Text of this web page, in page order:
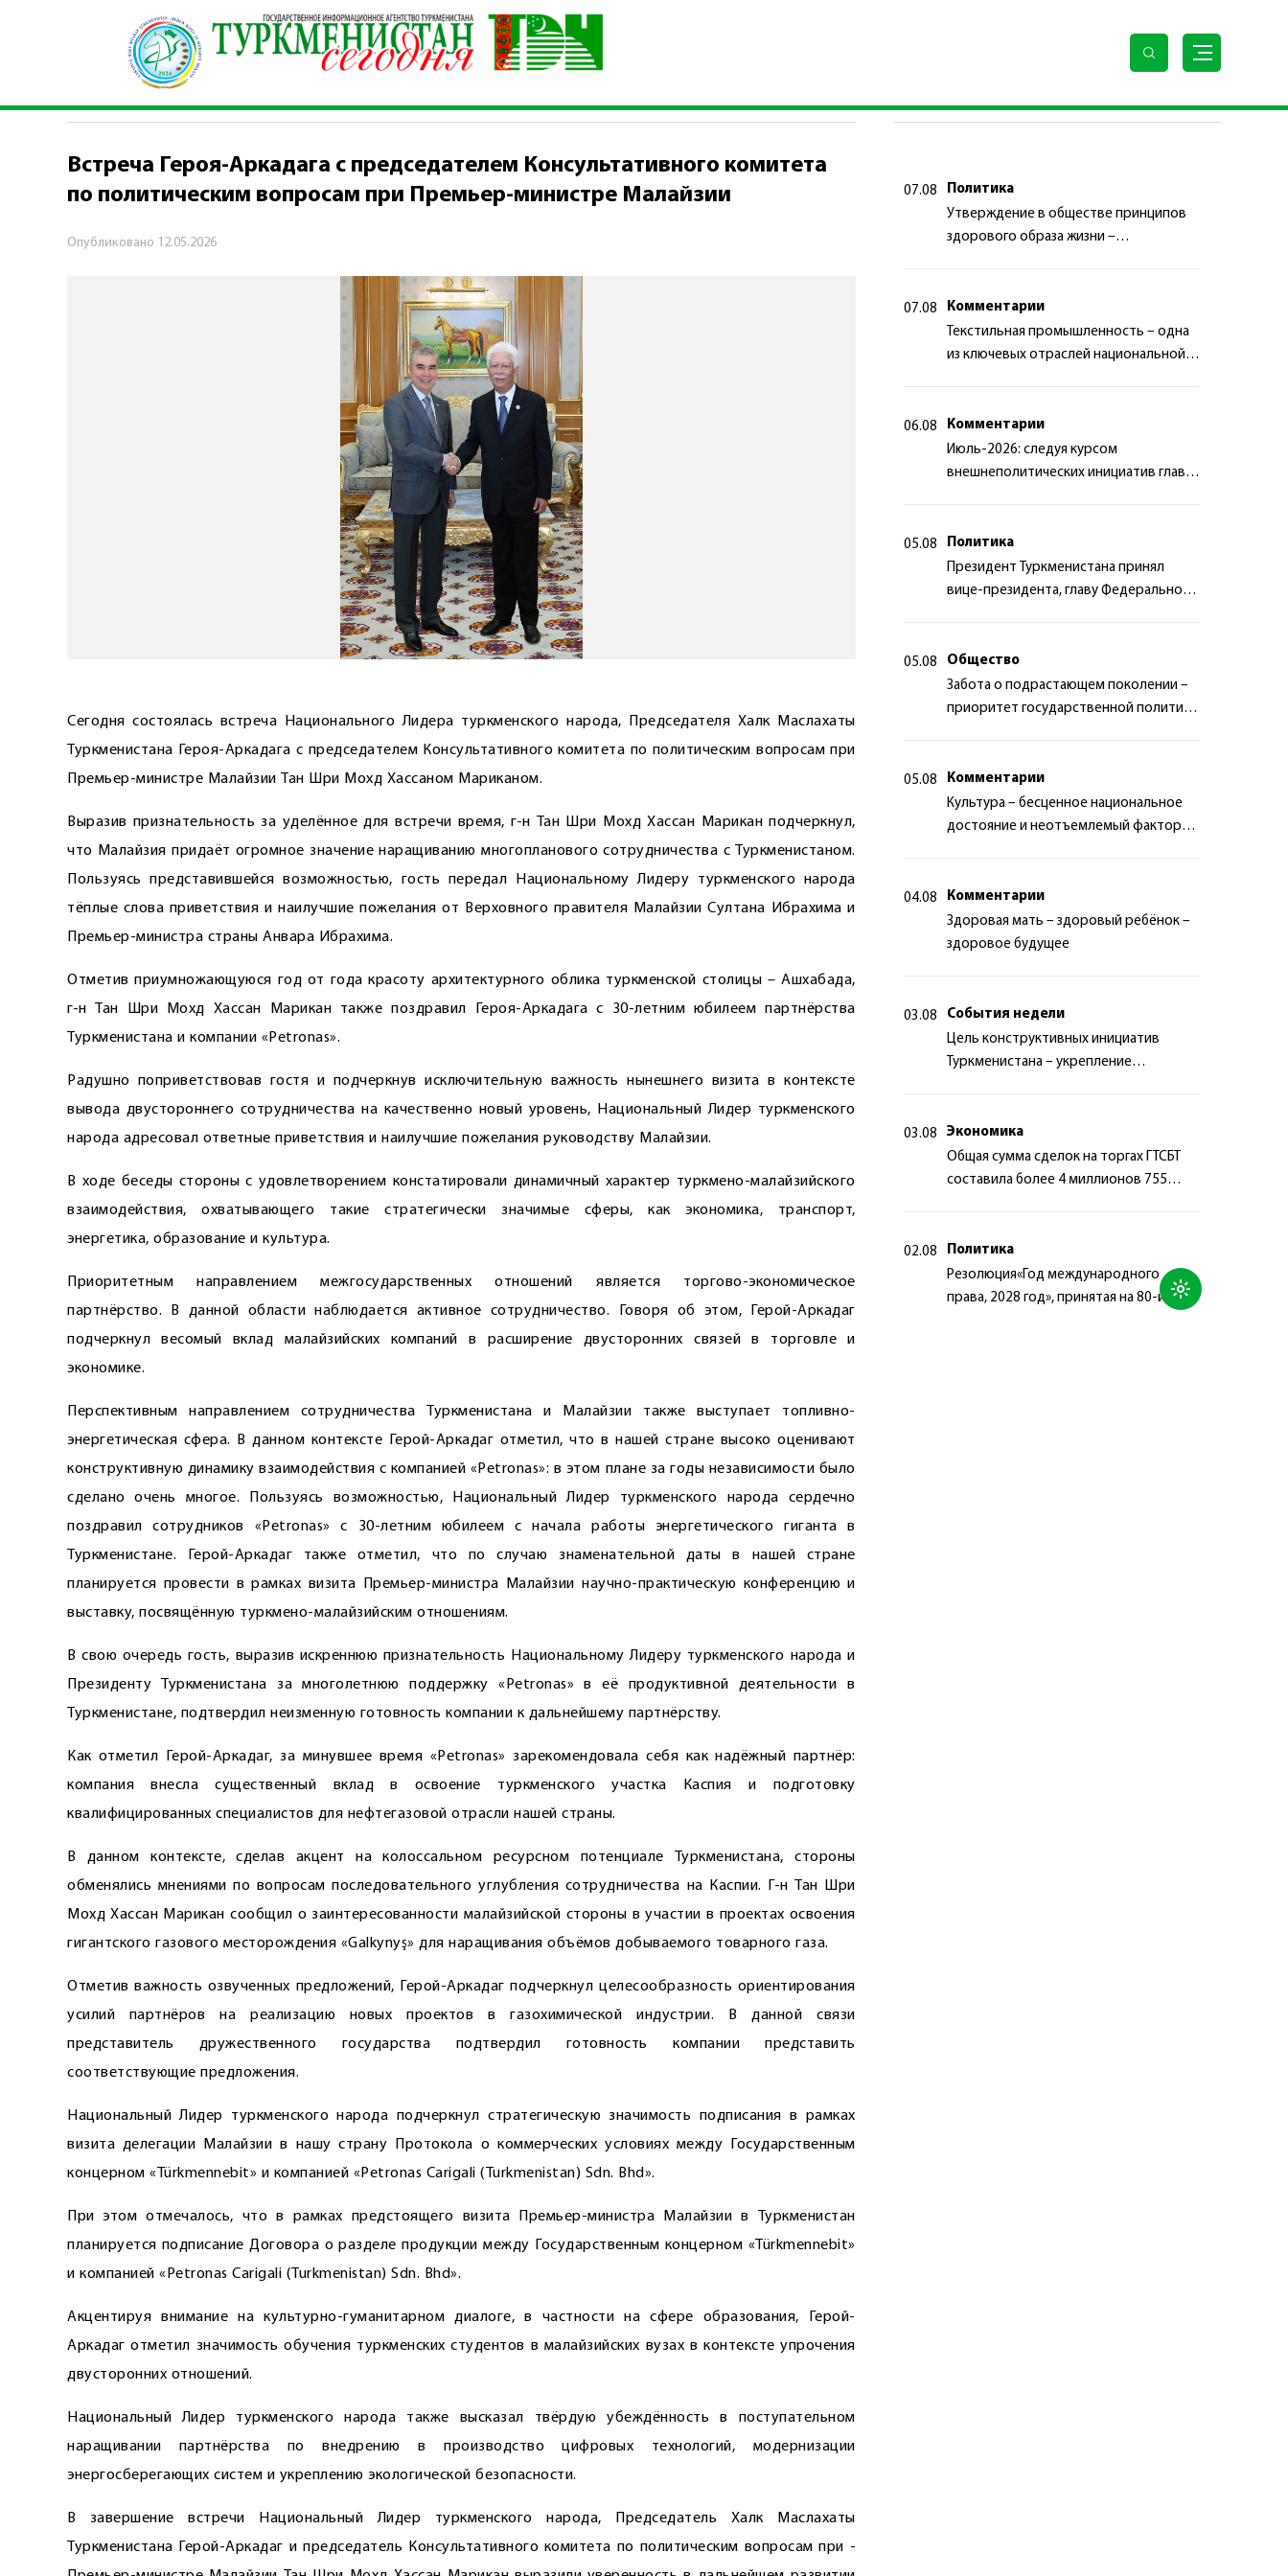
\ Политика \ Встреча Героя-Аркадага с председателем Консультативного комитета по политическим вопросам при Премьер-министре Малайзии
ПОЛИТИКА
Встреча Героя-Аркадага с председателем Консультативного комитета
по политическим вопросам при Премьер-министре Малайзии
Опубликовано 12.05.2026
Сегодня состоялась встреча Национального ­Лидера туркменского народа, Председателя Халк Маслахаты
Туркменистана Героя-Аркадага с председателем Консультативного комитета по политическим вопросам при
Премьер-министре Малайзии Тан Шри Мохд Хассаном Мариканом.
Выразив признательность за уделённое для встречи время, г-н Тан Шри Мохд Хассан Марикан подчеркнул,
что Малайзия придаёт огромное значение наращиванию многопланового сотрудничества с Туркменистаном.
Пользуясь представившейся возможностью, гость передал Национальному Лидеру туркменского народа
тёплые слова приветствия и наилучшие пожелания от Верховного правителя Малайзии Султана Ибрахима и
Премьер-министра страны Анвара Ибрахима.
Отметив приумножающуюся год от года красоту архитектурного облика туркменской столицы – Ашхабада,
г-н Тан Шри Мохд Хассан Марикан также поздравил Героя-Аркадага с 30-летним юбилеем партнёрства
Туркменистана и компании «Petronas».
Радушно поприветствовав гостя и подчеркнув исключительную важность нынешнего визита в контексте
вывода двустороннего сотрудничества на качественно новый уровень, Национальный Лидер туркменского
народа адресовал ответные приветствия и наилучшие пожелания руководству Малайзии.
В ходе беседы стороны с удовлетворением констатировали динамичный характер туркмено-малайзийского
взаимодействия, охватывающего такие стратегически значимые сферы, как экономика, транспорт,
энергетика, образование и культура.
Приоритетным направлением межгосударственных отношений является торгово-экономическое
партнёрство. В данной области наблюдается активное сотрудничество. Говоря об этом, Герой-Аркадаг
подчеркнул весомый вклад малайзийских компаний в расширение двусторонних связей в торговле и
экономике.
Перспективным направлением сотрудничества Туркменистана и Малайзии также выступает топливно-
энергетическая сфера. В данном контексте Герой-Аркадаг отметил, что в нашей стране высоко оценивают
конструктивную динамику взаимодействия с компанией «Petronas»: в этом плане за годы независимости было
сделано очень многое. Пользуясь возможностью, Национальный Лидер туркменского народа сердечно
поздравил сотрудников «Petronas» с 30-летним юбилеем с начала работы энергетического гиганта в
Туркменистане. Герой-Аркадаг также отметил, что по случаю знаменательной даты в нашей стране
планируется провести в рамках визита Премьер-министра Малайзии научно-практическую конференцию и
выставку, посвящённую туркмено-малайзийским отношениям.
В свою очередь гость, выразив искреннюю признательность Национальному Лидеру туркменского народа и
Президенту Туркменистана за многолетнюю поддержку «Petronas» в её продуктивной деятельности в
Туркменистане, подтвердил неизменную готовность компании к дальнейшему партнёрству.
Как отметил Герой-Аркадаг, за минувшее время «Petronas» зарекомендовала себя как надёжный парт­нёр:
компания внесла существенный вклад в освоение туркменского участка Каспия и подготовку
квалифицированных специалистов для нефтегазовой отрасли нашей страны.
В данном контексте, сделав акцент на колоссальном ресурсном потенциале Туркменистана, стороны
обменялись мнениями по вопросам последовательного углубления сотрудничества на Каспии. Г-н Тан Шри
Мохд Хассан Марикан сообщил о заинтересованности малайзийской стороны в участии в проектах освоения
гигантского газового месторождения «Galkynyş» для наращивания объёмов добываемого товарного газа.
Отметив важность озвученных предложений, Герой-Аркадаг подчеркнул целесообразность ориентирования
усилий партнёров на реализацию новых проектов в газохимической индустрии. В данной связи
представитель дружественного государства подтвердил готовность компании представить
соответствующие предложения.
Национальный Лидер туркменского народа подчеркнул стратегическую значимость подписания в рамках
визита делегации Малайзии в нашу страну Протокола о коммерческих условиях между Государственным
концерном «Türkmennebit» и компанией «Petronas Carigali (Turkmenistan) Sdn. Bhd».
При этом отмечалось, что в рамках предстоящего визита Премьер-министра Малайзии в Туркменистан
планируется подписание Договора о разделе продукции между Государственным концерном «Türkmennebit»
и компанией «Petronas Carigali (Turkmenistan) Sdn. Bhd».
Акцентируя внимание на культурно-гуманитарном диалоге, в частности на сфере образования, Герой-
Аркадаг отметил значимость обучения туркменских студентов в малайзийских вузах в контексте упрочения
двусторонних отношений.
Национальный Лидер туркменского народа также высказал твёрдую убеждённость в поступательном
наращивании партнёрства по внедрению в производство цифровых технологий, модернизации
энергосберегающих систем и укреплению экологической безопасности.
В завершение встречи Национальный Лидер туркменского народа, Председатель Халк Маслахаты
Туркменистана Герой-Аркадаг и председатель Консультативного комитета по политическим вопросам при ­
07.08
Политика
Утверждение в обществе принципов
здорового образа жизни –
07.08
Комментарии
Текстильная промышленность – одна
из ключевых отраслей национальной
06.08
Комментарии
Июль-2026: следуя курсом
внешнеполитических инициатив главы
05.08
Политика
Президент Туркменистана принял
вице-президента, главу Федерального
05.08
Общество
Забота о подрастающем поколении –
приоритет государственной политики
05.08
Комментарии
Культура – бесценное национальное
достояние и неотъемлемый фактор
04.08
Комментарии
Здоровая мать – здоровый ребёнок –
здоровое будущее
03.08
События недели
Цель конструктивных инициатив
Туркменистана – укрепление
03.08
Экономика
Общая сумма сделок на торгах ГТСБТ
составила более 4 миллионов 755
02.08
Политика
Резолюция«Год международного
права, 2028 год», принятая на 80-й